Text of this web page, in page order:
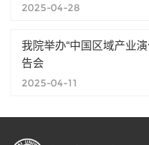
2025-04-28
我院举办“中国区域产业
告会
2025-04-11